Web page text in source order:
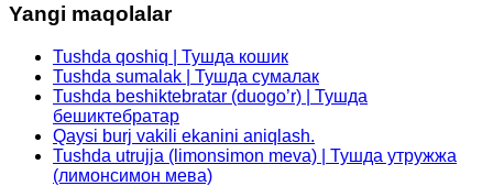
Yangi maqolalar
Tushda qoshiq | Тушда кошик
Tushda sumalak | Тушда сумалак
Tushda beshiktebratar (duogo’r) | Тушда
бешиктебратар
Qaysi burj vakili ekanini aniqlash.
Tushda utrujja (limonsimon meva) | Тушда утружжа
(лимонсимон мева)